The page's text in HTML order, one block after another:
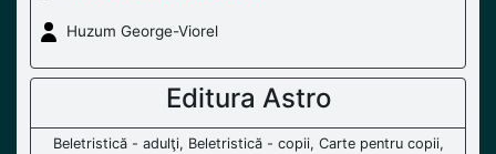
Huzum George-Viorel
Editura Astro
Beletristică - adulţi, Beletristică - copii, Carte pentru copii,